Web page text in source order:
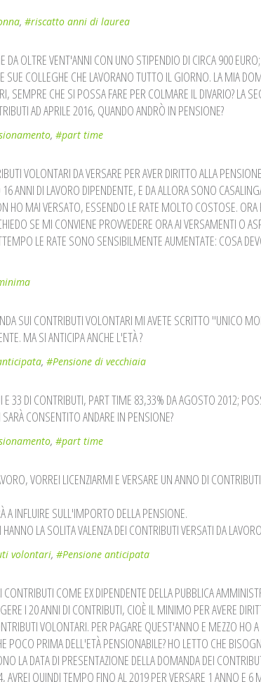
, #riscatto anni di laurea
DA OLTRE VENT'ANNI CON UNO STIPENDIO DI CIRCA 900
SUE COLLEGHE CHE LAVORANO TUTTO IL GIORNO. LA MIA
SEMPRE CHE SI POSSA FARE PER COLMARE IL DIVARIO? LA
AD APRILE 2016, QUANDO ANDRÒ IN PENSIONE?
, #part time
VOLONTARI DA VERSARE PER AVER DIRITTO ALLA
ANNI DI LAVORO DIPENDENTE, E DA ALLORA SONO
HO MAI VERSATO, ESSENDO LE RATE MOLTO COSTOSE.
SE MI CONVIENE PROVVEDERE ORA AI VERSAMENTI O
LE RATE SONO SENSIBILMENTE AUMENTATE: COSA
SUI CONTRIBUTI VOLONTARI MI AVETE SCRITTO "UNICO
MA SI ANTICIPA ANCHE L'ETÀ ?
, #Pensione di vecchiaia
E 33 DI CONTRIBUTI, PART TIME 83,33% DA AGOSTO 2012;
CONSENTITO ANDARE IN PENSIONE?
, #part time
VORREI LICENZIARMI E VERSARE UN ANNO DI
A INFLUIRE SULL'IMPORTO DELLA PENSIONE.
LA SOLITA VALENZA DEI CONTRIBUTI VERSATI DA
volontari, #Pensione anticipata
COME EX DIPENDENTE DELLA PUBBLICA
I 20 ANNI DI CONTRIBUTI, CIOÈ IL MINIMO PER AVERE
VOLONTARI. PER PAGARE QUEST'ANNO E MEZZO HO
POCO PRIMA DELL'ETÀ PENSIONABILE? HO LETTO CHE
LA DATA DI PRESENTAZIONE DELLA DOMANDA DEI
QUINDI TEMPO FINO AL 2019 PER VERSARE 1 ANNO E